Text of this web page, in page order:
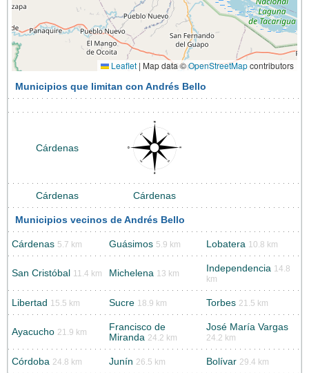
Leaflet | Map data ©OpenStreetMapcontributors
Municipios que limitan con Andrés Bello
Cárdenas
Cárdenas Cárdenas
Municipios vecinos de Andrés Bello
Cárdenas 5.7 km Guásimos 5.9 km Lobatera 10.8 km
San Cristóbal 11.4 km Michelena 13 km Independencia 14.8
km
Libertad 15.5 km Sucre 18.9 km Torbes 21.5 km
Ayacucho 21.9 km
Francisco de
Miranda 24.2 km
José María Vargas
24.2 km
Córdoba 24.8 km Junín 26.5 km Bolívar 29.4 km